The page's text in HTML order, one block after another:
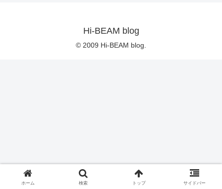
Hi-BEAM blog
© 2009 Hi-BEAM blog.
ホーム 検索 トップ サイドバー